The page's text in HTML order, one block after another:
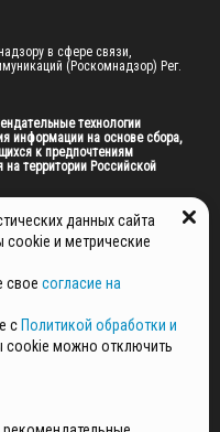
в сфере связи,
(Роскомнадзор) Рег.
технологии
информации на основе сбора,
к предпочтениям
на территории Российской
ГАУ МО "ЦИФРОВЫЕ
ДАННЫХ
данных сайта
cookie и метрические
свое согласие на
с Политикой обработки и
cookie можно отключить